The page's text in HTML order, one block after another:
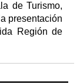
de Turismo,
presentación
Región de